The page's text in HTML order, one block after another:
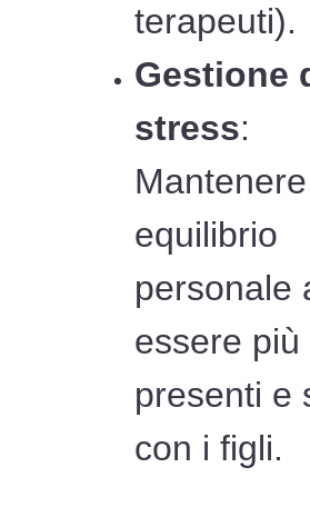
terapeuti).
Gestione
stress:
equilibrio
personale
essere più
presenti e
con i figli.